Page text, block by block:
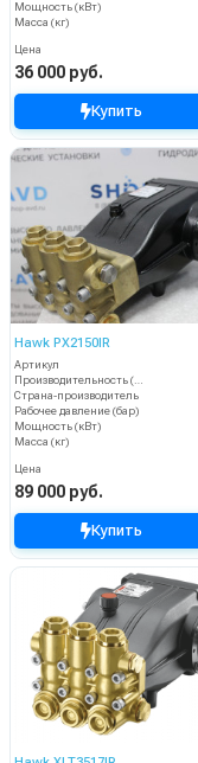
Мощность (кВт)
Масса (кг)
Цена
36 000 руб.
Купить
Hawk PX2150IR
Артикул
Страна-производитель
Рабочее давление (бар)
Мощность (кВт)
Масса (кг)
Цена
89 000 руб.
Купить